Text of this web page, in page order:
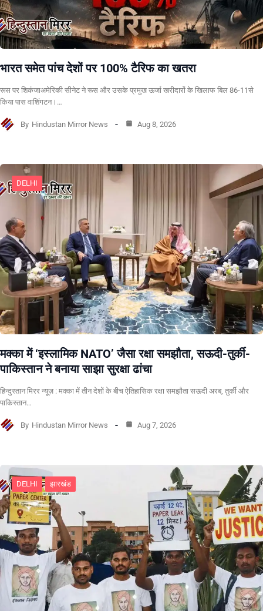
भारत समेत पांच देशों पर 100% टैरिफ का खतरा
रूस पर शिकंजाअमेरिकी सीनेट ने रूस और उसके प्रमुख ऊर्जा खरीदारों के खिलाफ बिल 86-11से
किया पास वाशिंगटन।…
By Hindustan Mirror News Aug 8, 2026
DELHI
मक्का में ‘इस्लामिक NATO’ जैसा रक्षा समझौता, सऊदी-तुर्की-
पाकिस्तान ने बनाया साझा सुरक्षा ढांचा
हिन्दुस्तान मिरर न्यूज़ : मक्का में तीन देशों के बीच ऐतिहासिक रक्षा समझौता सऊदी अरब, तुर्की और
पाकिस्तान…
By Hindustan Mirror News Aug 7, 2026
DELHI झारखंड